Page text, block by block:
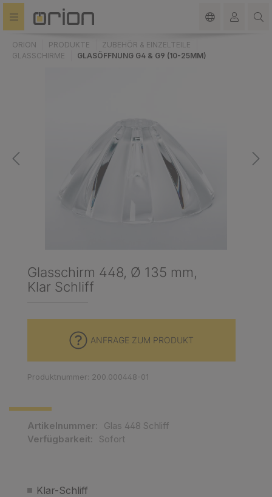
springen
ORION PRODUKTE
ZUBEHÖR & EINZELTEILE
GLASSCHIRME
GLASÖFFNUNG G4 & G9 (10-25MM)
Glasschirm 448, Ø 135 mm,
Klar Schliff
Klar-Schliff
Artikelnummer:
Glas 448 Schliff
Verfügbarkeit:
Sofort
ANFRAGE ZUM PRODUKT
Produktnummer: 200.000448-01